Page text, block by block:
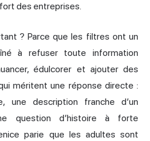
des entreprises.
? Parce que les filtres ont un
à refuser toute information
édulcorer et ajouter des
méritent une réponse directe :
une description franche d’un
question d’histoire à forte
parie que les adultes sont